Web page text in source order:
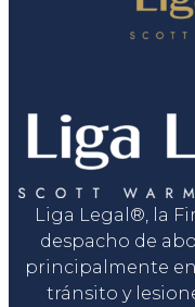
Liga Legal®, la
despacho de
principalmente
tránsito y